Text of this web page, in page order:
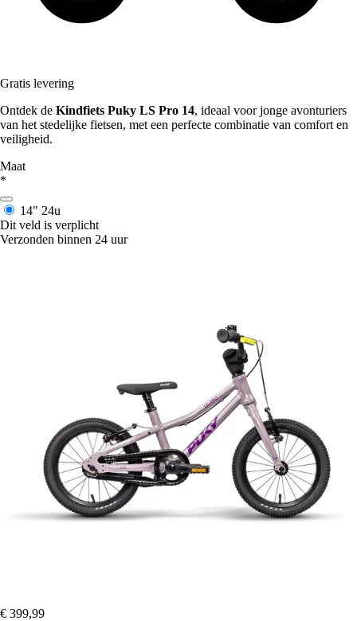
Gratis levering
Ontdek de Kindfiets Puky LS Pro 14, ideaal voor jonge avonturiers
van het stedelijke fietsen, met een perfecte combinatie van comfort en
veiligheid.
Maat
*
14" 24u
Dit veld is verplicht
Verzonden binnen 24 uur
€ 399,99